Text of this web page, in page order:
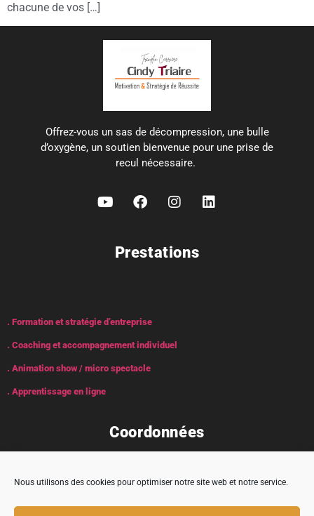
Nous utilisons des cookies pour optimiser notre site web et notre service.
chacune de vos […]
Offrez-vous un sas de décompression, une bulle
d’oxygène, un soutien bienvenue pour une prise de
recul nécessaire.
Prestations
. Formation et stratégie d’entreprise
. Coaching et accompagnement individuel
. Animation show / micro spectacle
. Apprentissage en ligne
Coordonnées
Adresse : 5 rue Encabane, 32430 Cologne